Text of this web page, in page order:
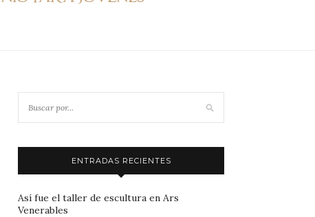
ENTRADAS RECIENTES
Así fue el taller de escultura en Ars
Venerables